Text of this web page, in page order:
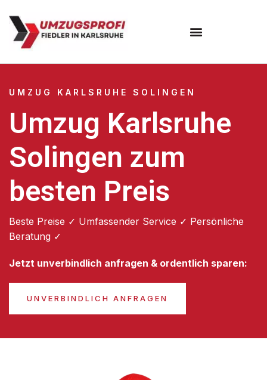
UMZUG KARLSRUHE SOLINGEN
Umzug Karlsruhe
Solingen zum
besten Preis
Beste Preise ✓ Umfassender Service ✓ Persönliche
Beratung ✓
Jetzt unverbindlich anfragen & ordentlich sparen:
UNVERBINDLICH ANFRAGEN